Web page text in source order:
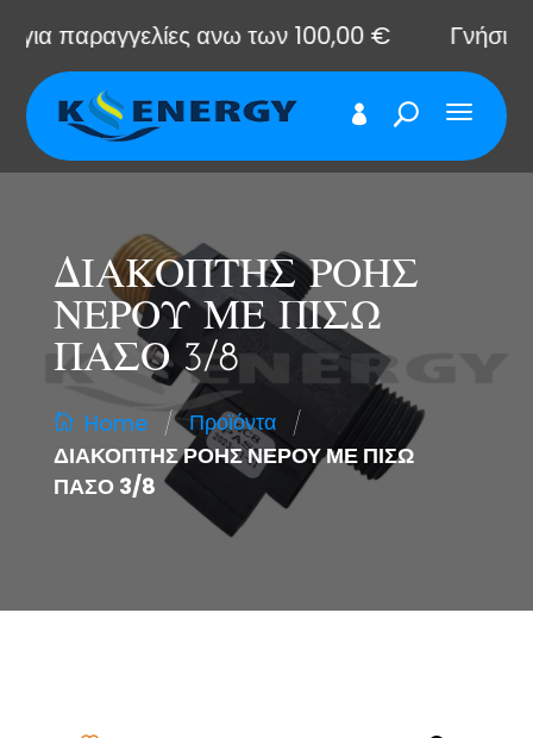
παραγγελίες ανω των 100,00 € Γνήσια
ΔΙΑΚΟΠΤΗΣ ΡΟΗΣ
ΝΕΡΟΥ ΜΕ ΠΙΣΩ
ΠΑΣΟ 3/8
Home / Προϊόντα /
ΔΙΑΚΟΠΤΗΣ ΡΟΗΣ ΝΕΡΟΥ ΜΕ ΠΙΣΩ
ΠΑΣΟ 3/8